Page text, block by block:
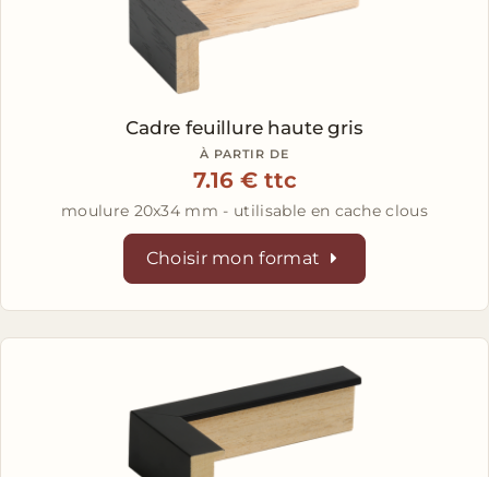
Cadre feuillure haute gris
À PARTIR DE
7.16 € ttc
moulure 20x34 mm - utilisable en cache clous
Choisir mon format